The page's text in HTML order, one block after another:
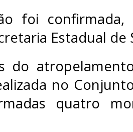
foi confirmada,
Estadual de
do
no
quatro